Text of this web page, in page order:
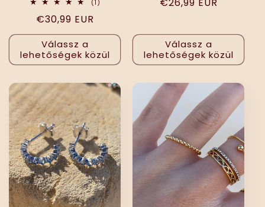
(1)
Normál
ár
€30,99 EUR
Válassz a
lehetőségek közül
Normál
€26,99 EUR
Válassz a
lehetőségek közül